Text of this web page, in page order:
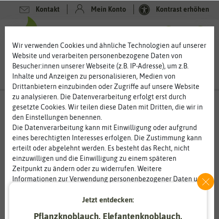
Kontakt Mein Konto Kontrast erhöhen
-80%
Wir verwenden Cookies und ähnliche Technologien auf unserer
Website und verarbeiten personenbezogene Daten von
Besucher:innen unserer Webseite (z.B. IP-Adresse), um z.B.
Inhalte und Anzeigen zu personalisieren, Medien von
Drittanbietern einzubinden oder Zugriffe auf unsere Website
zu analysieren. Die Datenverarbeitung erfolgt erst durch
gesetzte Cookies. Wir teilen diese Daten mit Dritten, die wir in
den Einstellungen benennen.
Die Datenverarbeitung kann mit Einwilligung oder aufgrund
eines berechtigten Interesses erfolgen. Die Zustimmung kann
erteilt oder abgelehnt werden. Es besteht das Recht, nicht
einzuwilligen und die Einwilligung zu einem späteren
Zeitpunkt zu ändern oder zu widerrufen. Weitere
Informationen zur Verwendung personenbezogener Daten und
Essenziell Statistik
Jetzt entdecken:
Pflanzknoblauch, Elefantenknoblauch,